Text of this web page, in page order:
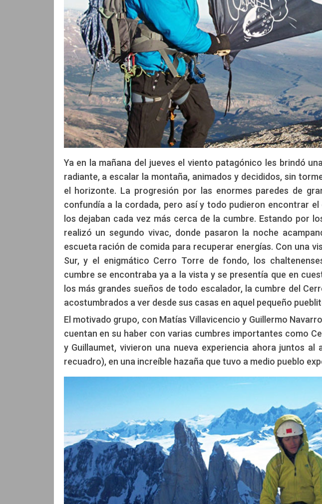
Ya en la mañana del jueves el viento patagónico les brindó
radiante, a escalar la montaña, animados y decididos, sin
el horizonte. La progresión por las enormes paredes de
confundía a la cordada, pero así y todo pudieron encontrar el
los dejaban cada vez más cerca de la cumbre. Estando por
realizó un segundo vivac, donde pasaron la noche
escueta ración de comida para recuperar energías. Con una
Sur, y el enigmático Cerro Torre de fondo, los
cumbre se encontraba ya a la vista y se presentía que en
los más grandes sueños de todo escalador, la cumbre del
acostumbrados a ver desde sus casas en aquel pequeño
El motivado grupo, con Matías Villavicencio y Guillermo
cuentan en su haber con varias cumbres importantes como
y Guillaumet, vivieron una nueva experiencia ahora juntos
recuadro), en una increíble hazaña que tuvo a medio pueblo